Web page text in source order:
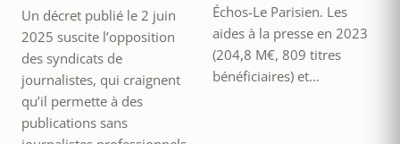
Un décret publié le 2 juin
2025 suscite l’opposition
des syndicats de
journalistes, qui craignent
qu’il permette à des
publications sans
Échos-Le Parisien. Les
aides à la presse en 2023
(204,8 M€, 809 titres
bénéficiaires) et…